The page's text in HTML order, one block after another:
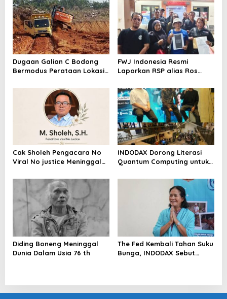
Dugaan Galian C Bodong
Bermodus Perataan Lokasi
Riau Akan Tinjauan Lokasi
FWJ Indonesia Resmi
Laporkan RSP alias Ros
Cak Sholeh Pengacara No
Viral No justice Meninggal
INDODAX Dorong Literasi
Quantum Computing untuk
Blockchain
Diding Boneng Meninggal
Dunia Dalam Usia 76 th
The Fed Kembali Tahan Suku
Bunga, INDODAX Sebut